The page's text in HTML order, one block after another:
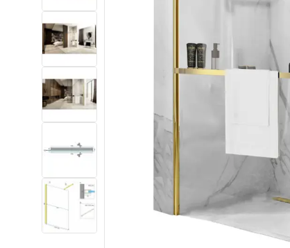
Linijiniai dušo kanalai
Tualetai
Praustuvas
Vonios ir ekranai
Vonios maišytuvai
Vonios dušai